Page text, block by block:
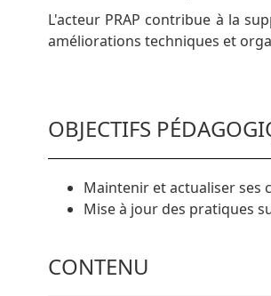
L'acteur PRAP contribue à la
améliorations techniques et
OBJECTIFS
Maintenir et actualiser ses
Mise à jour des pratiques
CONTENU